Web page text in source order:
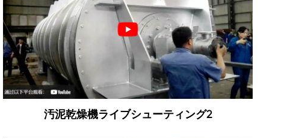
汚泥乾燥機ライブシューティング2